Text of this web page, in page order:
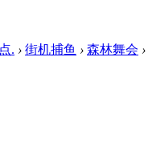
. › 街机捕鱼 › 森林舞会 ›